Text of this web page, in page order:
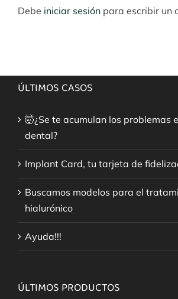
Debe iniciar sesión para escribir un
ÚLTIMOS CASOS
🤯¿Se te acumulan los problemas
dental?
Implant Card, tu tarjeta de
Buscamos modelos para el
hialurónico
Ayuda!!!
ÚLTIMOS PRODUCTOS